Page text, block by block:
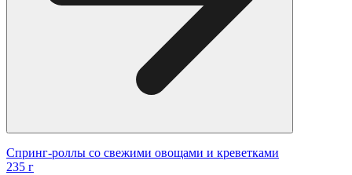
Спринг-роллы со свежими овощами и креветками
235 г